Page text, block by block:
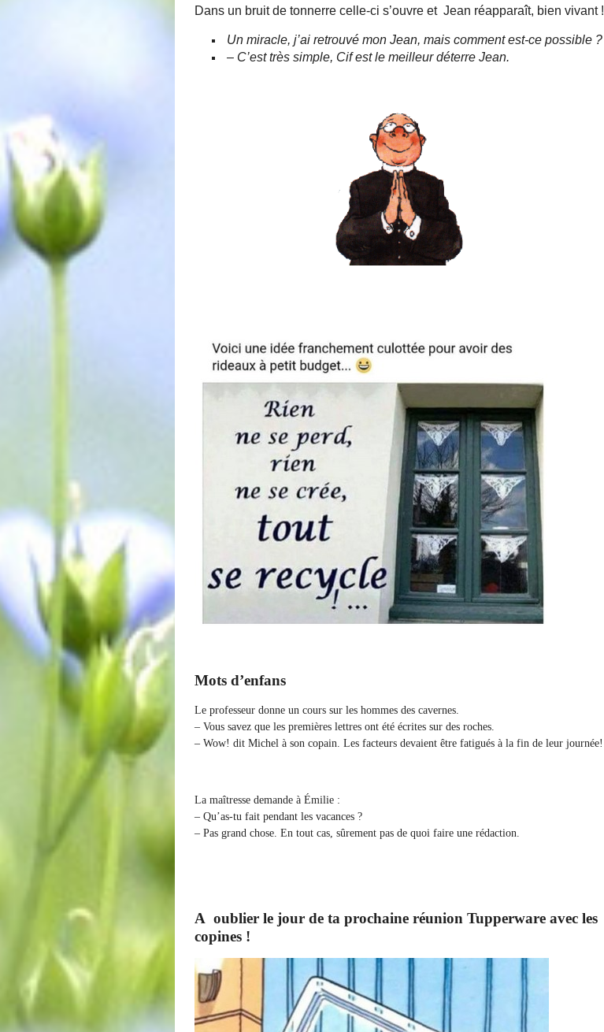
Dans un bruit de tonnerre celle-ci s’ouvre et Jean réapparaît, bien vivant !
Un miracle, j’ai retrouvé mon Jean, mais comment est-ce possible ?
– C’est très simple, Cif est le meilleur déterre Jean.
Mots d’enfans
Le professeur donne un cours sur les hommes des cavernes.
– Vous savez que les premières lettres ont été écrites sur des roches.
– Wow! dit Michel à son copain. Les facteurs devaient être fatigués à la fin de leur journée!
La maîtresse demande à Émilie :
– Qu’as-tu fait pendant les vacances ?
– Pas grand chose. En tout cas, sûrement pas de quoi faire une rédaction.
A oublier le jour de ta prochaine réunion Tupperware avec les
copines !